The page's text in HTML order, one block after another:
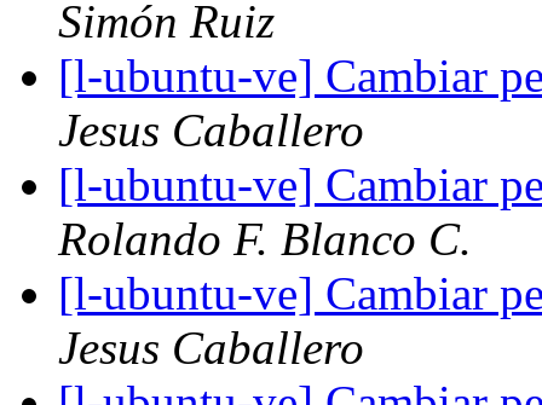
Simón Ruiz
[l-ubuntu-ve] Cambiar
Jesus Caballero
[l-ubuntu-ve] Cambiar
Rolando F. Blanco C.
[l-ubuntu-ve] Cambiar
Jesus Caballero